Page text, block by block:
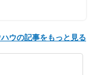
ウの記事をもっと見る